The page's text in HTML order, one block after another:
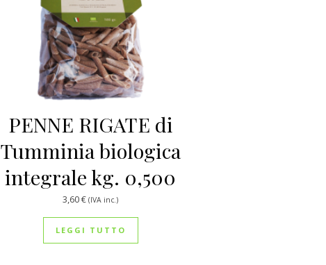
PENNE RIGATE di
Tumminia biologica
integrale kg. 0,500
3,60€ (IVA inc.)
LEGGI TUTTO